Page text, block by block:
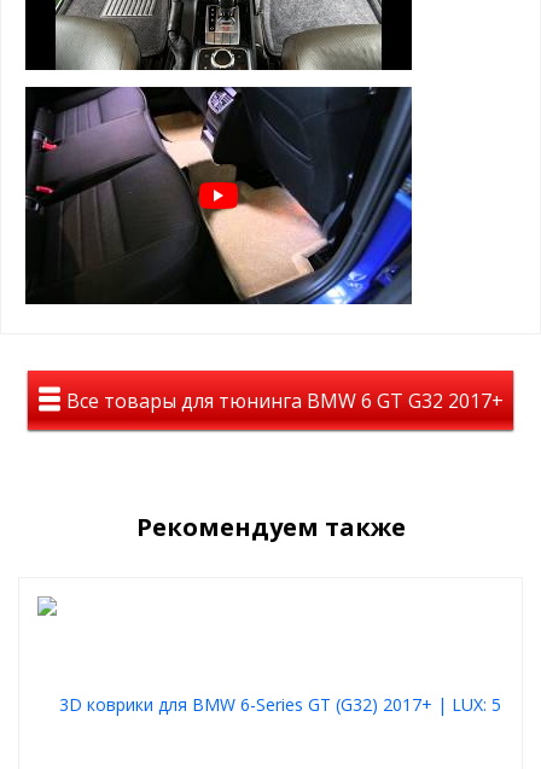
4 слой - антискользящий для надежной
фиксации
+ подпятник из термопластика
Все товары для тюнинга BMW 6 GT G32 2017+
Рекомендуем также